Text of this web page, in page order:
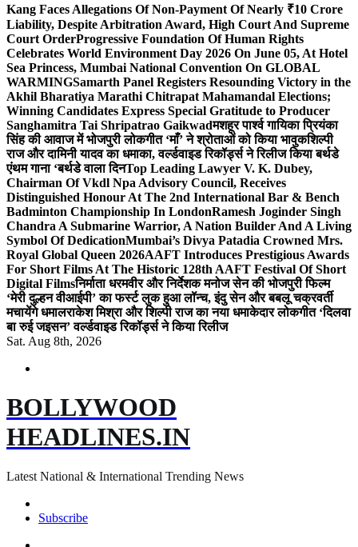
Kang Faces Allegations Of Non-Payment Of Nearly ₹10 Crore
Liability, Despite Arbitration Award, High Court And Supreme
Court OrderProgressive Foundation Of Human Rights
Celebrates World Environment Day 2026 On June 05, At Hotel
Sea Princess, Mumbai National Convention On GLOBAL
WARMINGSamarth Panel Registers Resounding Victory in the
Akhil Bharatiya Marathi Chitrapat Mahamandal Elections;
Winning Candidates Express Special Gratitude to Producer
Sanghamitra Tai Shripatrao Gaikwadमशहूर पार्श्व गायिका प्रियंका
सिंह की आवाज में भोजपुरी लोकगीत ‘माँ’ ने श्रोताओं को किया भावुकशिल्पी
राज और दामिनी यादव का धमाका, वर्ल्डवाइड रिकॉर्ड्स ने रिलीज किया बर्थडे
एंथम गाना ‘बर्थडे वाला दिनTop Leading Lawyer V. K. Dubey,
Chairman Of Vkdl Npa Advisory Council, Receives
Distinguished Honour At The 2nd International Bar & Bench
Badminton Championship In LondonRamesh Joginder Singh
Chandra A Submarine Warrior, A Nation Builder And A Living
Symbol Of DedicationMumbai’s Divya Patadia Crowned Mrs.
Royal Global Queen 2026AAFT Introduces Prestigious Awards
For Short Films At The Historic 128th AAFT Festival Of Short
Digital Filmsनिर्माता धरमवीर और निर्देशक मनोज सेन की भोजपुरी फिल्म
‘मेरी दुल्हन वीआईपी’ का फर्स्ट लुक हुआ लॉन्च, इंदु सेन और बबलू चक्रवर्ती
मचायेंगे धमालराकेश मिश्रा और शिल्पी राज का नया धमाकेदार लोकगीत ‘दिलवा
बा रुई जइसन’ वर्ल्डवाइड रिकॉर्ड्स ने किया रिलीज
Sat. Aug 8th, 2026
BOLLYWOOD
HEADLINES.IN
Latest National & International Trending News
Subscribe